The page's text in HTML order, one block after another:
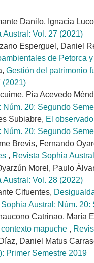
Danilo, Ignacia
Austral: Vol. 27 (2021)
Esperguel, Daniel
de Petorca
Gestión del patrimonio
(2021)
Pia Acevedo
Núm. 20: Segundo
Subiabre, El
Núm. 20: Segundo
Brevis, Fernando
, Revista Sophia
Morel, Paulo
Austral: Vol. 28 (2022)
Cifuentes,
Austral: Núm.
Catrinao, María
mapuche ,
Daniel Matus
Primer Semestre 2019